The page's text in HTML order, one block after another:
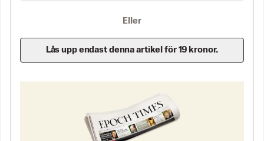
Eller
Lås upp endast denna artikel för 19 kronor.